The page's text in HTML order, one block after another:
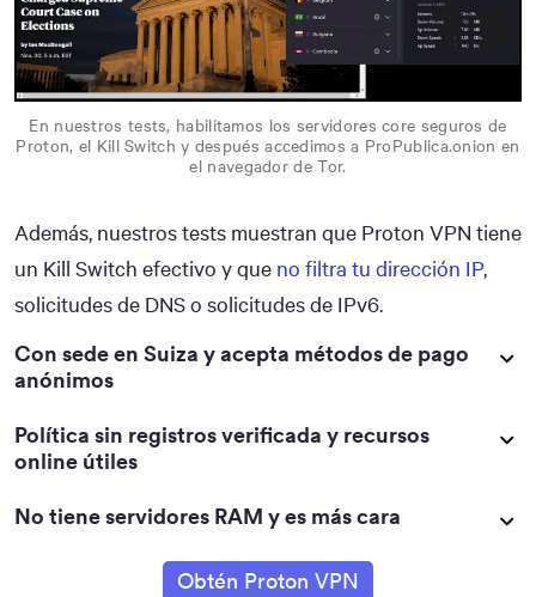
En nuestros tests, habilitamos los servidores core seguros de
Proton, el Kill Switch y después accedimos a ProPublica.onion en
el navegador de Tor.
Además, nuestros tests muestran que Proton VPN tiene
un Kill Switch efectivo y que no filtra tu dirección IP,
solicitudes de DNS o solicitudes de IPv6.
Con sede en Suiza y acepta métodos de pago
anónimos
Política sin registros verificada y recursos
online útiles
No tiene servidores RAM y es más cara
Obtén Proton VPN